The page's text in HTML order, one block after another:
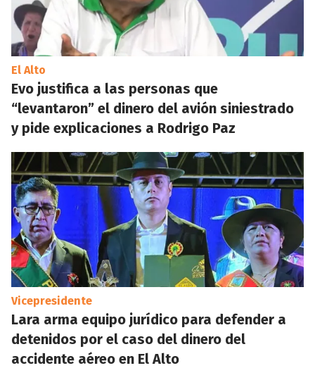
El Alto
Evo justifica a las personas que
“levantaron” el dinero del avión siniestrado
y pide explicaciones a Rodrigo Paz
Vicepresidente
Lara arma equipo jurídico para defender a
detenidos por el caso del dinero del
accidente aéreo en El Alto